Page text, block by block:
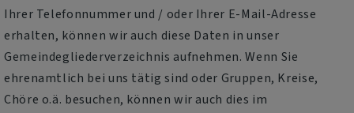
Ihrer Telefonnummer und / oder Ihrer E-Mail-Adresse
erhalten, können wir auch diese Daten in unser
Gemeindegliederverzeichnis aufnehmen. Wenn Sie
ehrenamtlich bei uns tätig sind oder Gruppen, Kreise,
Chöre o.ä. besuchen, können wir auch dies im